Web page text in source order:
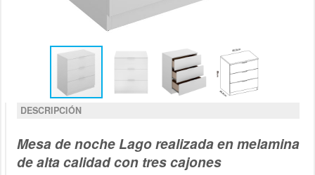
DESCRIPCIÓN
Mesa de noche Lago realizada en melamina
de alta calidad con tres cajones